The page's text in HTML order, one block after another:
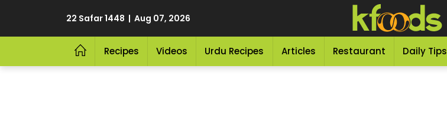
22 Safar 1448 | Aug 07, 2026
Recipes Videos Urdu Recipes Articles Restaurant Daily Tips